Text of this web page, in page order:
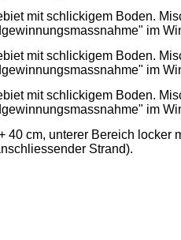
mit schlickigem Boden.
im
mit schlickigem Boden.
im
mit schlickigem Boden.
im
40 cm, unterer Bereich
Strand).